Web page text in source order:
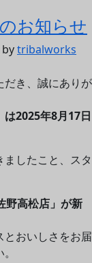
お知らせ
bytribalworks
だき、誠にありが
は2025年8月17日
したこと、スタ
野高松店」が新
おいしさをお届